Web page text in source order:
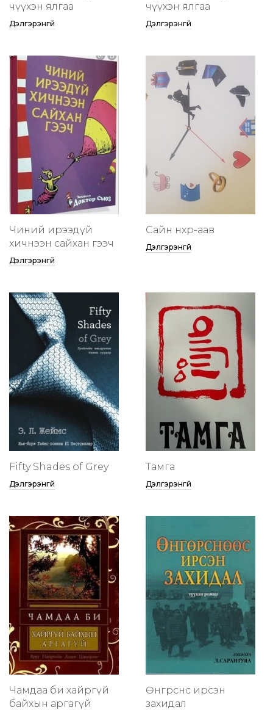
өчүүхэн ялгаа
Дэлгэрэнгүй
өчүүхэн ялгаа
Дэлгэрэнгүй
Чиний ирээдүй
хичнээн сайхан гээч
Дэлгэрэнгүй
Сайн нөхөр-аав
Дэлгэрэнгүй
Fifty Shades of Grey
Дэлгэрэнгүй
Тамга
Дэлгэрэнгүй
Чамдаа би хайргүй
байхын аргагүй
Өнгөрснөөс ирсэн
захидал